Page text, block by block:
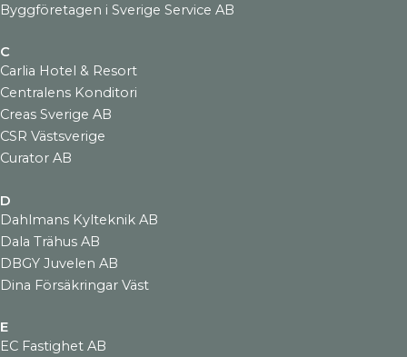
Byggföretagen i Sverige Service AB
C
Carlia Hotel & Resort
Centralens Konditori
Creas Sverige AB
CSR Västsverige
Curator AB
D
Dahlmans Kylteknik AB
Dala Trähus AB
DBGY Juvelen AB
Dina Försäkringar Väst
E
EC Fastighet AB